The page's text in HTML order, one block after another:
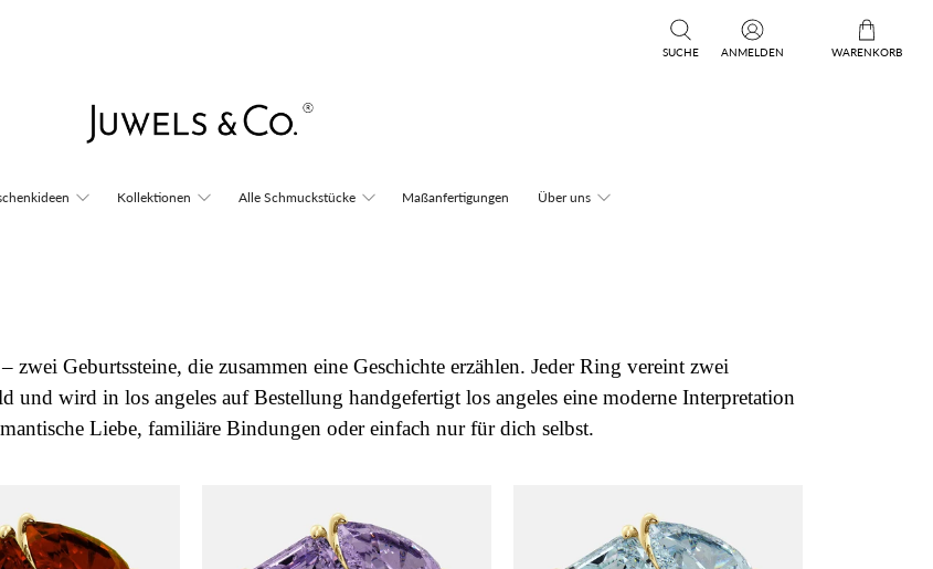
SUCHE ANMELDEN WARENKORB
Kollektionen Alle Schmuckstücke Maßanfertigungen Über uns
zwei Geburtssteine, die zusammen eine Geschichte erzählen. Jeder Ring vereint zwei
und wird in los angeles auf Bestellung handgefertigt los angeles eine moderne Interpretation
Liebe, familiäre Bindungen oder einfach nur für dich selbst.